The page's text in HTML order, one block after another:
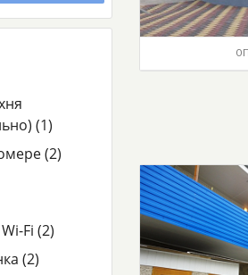
(1)
(2)
Fi (2)
(2)